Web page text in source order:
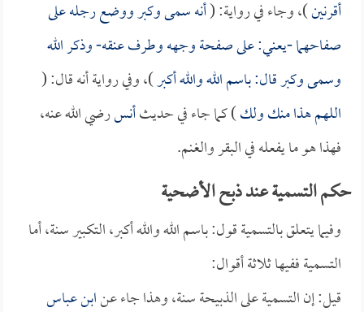
أقرنين)، وجاء في رواية: (أنه سمى وكبر ووضع رجله على
صفاحهما -يعني: على صفحة وجهه وطرف عنقه- وذكر الله
وسمى وكبر قال: باسم الله والله أكبر)، وفي رواية أنه قال: (
اللهم هذا منك ولك) كما جاء في حديثأنسرضي الله عنه،
فهذا هو ما يفعله في البقر والغنم.
حكم التسمية عند ذبح الأضحية
وفيما يتعلق بالتسمية قول: باسم الله والله أكبر، التكبير سنة، أما
التسمية ففيها ثلاثة أقوال:
قيل: إن التسمية على الذبيحة سنة، وهذا جاء عنابن عباس